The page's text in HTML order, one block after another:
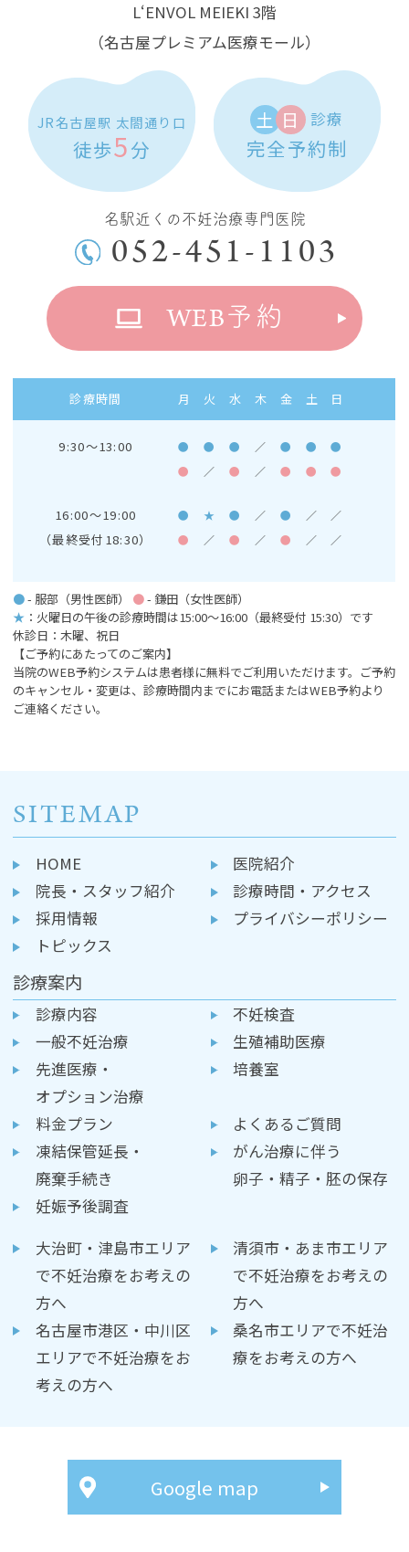
L‘ENVOL MEIEKI 3階
（名古屋プレミアム医療モール）
JR名古屋駅 太閤通り口
徒歩5分
土 日 診療
完全予約制
名駅近くの不妊治療専門医院
052-451-1103
WEB予約
診療時間 月 火 水 木 金 土 日
9:30～13:00 ● ● ● ／ ● ●
●
●
／ ● ／ ● ● ●
16:00～19:00 ● ★ ● ／ ● ／ ／
（最終受付18:30） ● ／ ● ／ ● ／ ／
●- 服部（男性医師） ●- 鎌田（女性医師）
★ ：火曜日の午後の診療時間は15:00～16:00 （最終受付 15:30）です
休診日：木曜、祝日
【ご予約にあたってのご案内】
当院のWEB予約システムは患者様に無料でご利用いただけます。ご予約
のキャンセル・変更は、診療時間内までにお電話またはWEB予約より
ご連絡ください。
SITEMAP
HOME
医院紹介
院長・スタッフ紹介
診療時間・アクセス
採用情報
プライバシーポリシー
トピックス
診療案内
診療内容
不妊検査
一般不妊治療
生殖補助医療
先進医療・
オプション治療
培養室
料金プラン
よくあるご質問
凍結保管延長・
廃棄手続き
がん治療に伴う
卵子・精子・胚の保存
妊娠予後調査
大治町・津島市エリア
で不妊治療をお考えの
方へ
清須市・あま市エリア
で不妊治療をお考えの
方へ
名古屋市港区・中川区
エリアで不妊治療をお
考えの方へ
桑名市エリアで不妊治
療をお考えの方へ
Google map